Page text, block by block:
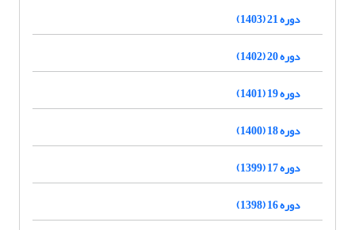
دوره 21 (1403)
دوره 20 (1402)
دوره 19 (1401)
دوره 18 (1400)
دوره 17 (1399)
دوره 16 (1398)